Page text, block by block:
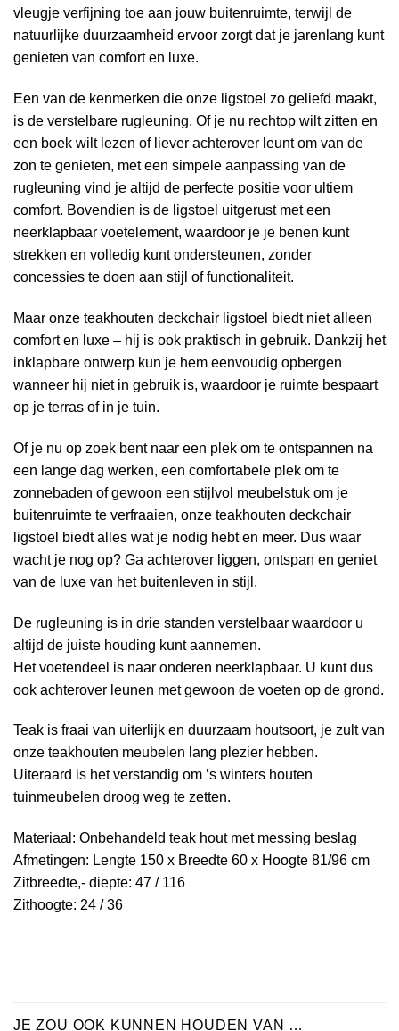
vleugje verfijning toe aan jouw buitenruimte, terwijl de
natuurlijke duurzaamheid ervoor zorgt dat je jarenlang kunt
genieten van comfort en luxe.
Een van de kenmerken die onze ligstoel zo geliefd maakt,
is de verstelbare rugleuning. Of je nu rechtop wilt zitten en
een boek wilt lezen of liever achterover leunt om van de
zon te genieten, met een simpele aanpassing van de
rugleuning vind je altijd de perfecte positie voor ultiem
comfort. Bovendien is de ligstoel uitgerust met een
neerklapbaar voetelement, waardoor je je benen kunt
strekken en volledig kunt ondersteunen, zonder
concessies te doen aan stijl of functionaliteit.
Maar onze teakhouten deckchair ligstoel biedt niet alleen
comfort en luxe – hij is ook praktisch in gebruik. Dankzij het
inklapbare ontwerp kun je hem eenvoudig opbergen
wanneer hij niet in gebruik is, waardoor je ruimte bespaart
op je terras of in je tuin.
Of je nu op zoek bent naar een plek om te ontspannen na
een lange dag werken, een comfortabele plek om te
zonnebaden of gewoon een stijlvol meubelstuk om je
buitenruimte te verfraaien, onze teakhouten deckchair
ligstoel biedt alles wat je nodig hebt en meer. Dus waar
wacht je nog op? Ga achterover liggen, ontspan en geniet
van de luxe van het buitenleven in stijl.
De rugleuning is in drie standen verstelbaar waardoor u
altijd de juiste houding kunt aannemen.
Het voetendeel is naar onderen neerklapbaar. U kunt dus
ook achterover leunen met gewoon de voeten op de grond.
Teak is fraai van uiterlijk en duurzaam houtsoort, je zult van
onze teakhouten meubelen lang plezier hebben.
Uiteraard is het verstandig om ’s winters houten
tuinmeubelen droog weg te zetten.
Materiaal: Onbehandeld teak hout met messing beslag
Afmetingen: Lengte 150 x Breedte 60 x Hoogte 81/96 cm
Zitbreedte,- diepte: 47 / 116
Zithoogte: 24 / 36
JE ZOU OOK KUNNEN HOUDEN VAN …